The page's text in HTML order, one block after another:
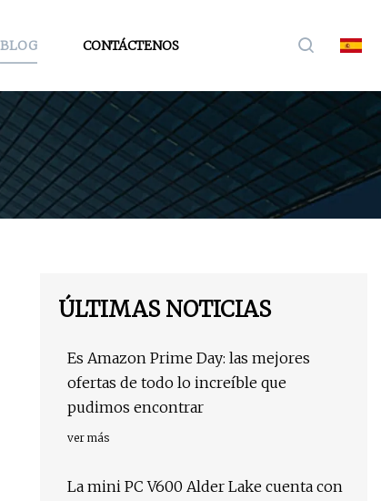
BLOG CONTÁCTENOS
ÚLTIMAS NOTICIAS
Es Amazon Prime Day: las mejores
ofertas de todo lo increíble que
pudimos encontrar
ver más
La mini PC V600 Alder Lake cuenta con